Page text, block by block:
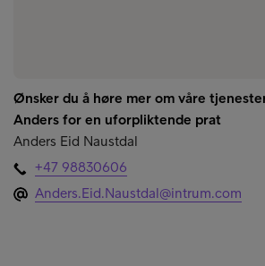
Ønsker du å høre mer om våre
Anders for en uforpliktende prat
Anders Eid Naustdal
+47 98830606
Anders.Eid.Naustdal@intrum.com